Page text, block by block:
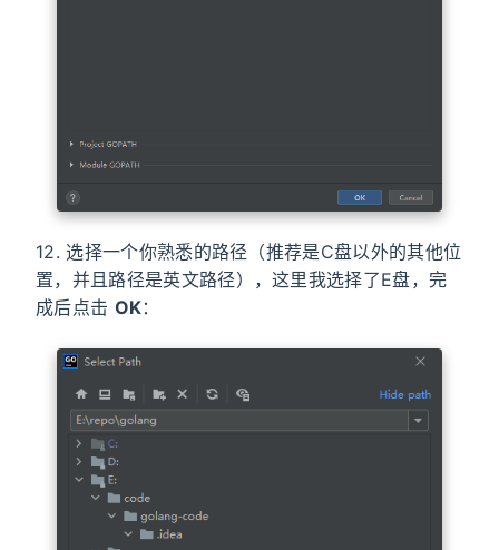
12. 选择一个你熟悉的路径（推荐是C盘以外的其他位
置，并且路径是英文路径），这里我选择了E盘，完
成后点击 OK：